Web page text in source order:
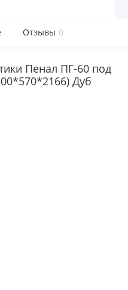
Отзывы 0
Пенал ПГ-60 под
Дуб